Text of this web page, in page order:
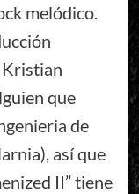
melódico.
Kristian
que
de
así que
II” tiene